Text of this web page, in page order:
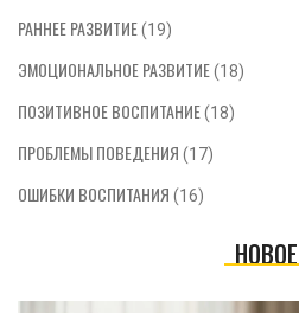
РАННЕЕ РАЗВИТИЕ(19)
ЭМОЦИОНАЛЬНОЕ РАЗВИТИЕ(18)
ПОЗИТИВНОЕ ВОСПИТАНИЕ(18)
ПРОБЛЕМЫ ПОВЕДЕНИЯ (17)
ОШИБКИ ВОСПИТАНИЯ (16)
НОВОЕ